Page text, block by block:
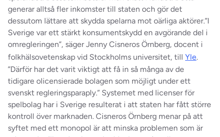
generar alltså fler inkomster till staten och gör det
dessutom lättare att skydda spelarna mot oärliga aktörer.”I
Sverige var ett stärkt konsumentskydd en avgörande del i
omregleringen”, säger Jenny Cisneros Örnberg, docent i
folkhälsovetenskap vid Stockholms universitet, till Yle.
”Därför har det varit viktigt att få in så många av de
tidigare olicensierade bolagen som möjligt under ett
svenskt regleringsparaply.” Systemet med licenser för
spelbolag har i Sverige resulterat i att staten har fått större
kontroll över marknaden. Cisneros Örnberg menar på att
syftet med ett monopol är att minska problemen som är